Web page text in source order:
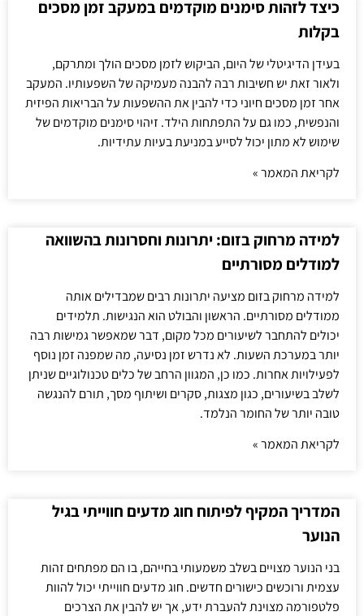
כיצד לזהות סימנים מוקדמים במעקב זמן מסכים
בקלות
בעידן הדיגיטלי של היום, הביקוש לזמן מסכים הולך ומתרקם,
ולאור זאת יש חשיבות רבה להבנה מעמיקה של השפעותיו. המעקב
אחר זמן מסכים חיוני כדי להבין את ההשפעות על הבריאות הפיזית
והנפשית, כמו גם על התפתחות הילד. זיהוי סימנים מוקדמים של
שימוש לא מתון יכול לסייע במניעת בעיות עתידיות.
לקריאת המאמר »
למידה מרחוק בזום: יתרונות וחסרונות בהשוואה
למודלים מסורתיים
למידה מרחוק בזום מציעה יתרונות רבים שמבדילים אותה
ממודלים מסורתיים. הראשון והבולט הוא הנגישות. תלמידים
יכולים להתחבר לשיעורים מכל מקום, דבר שמאפשר גמישות רבה
יותר במערכת השעות. לא נדרש זמן נסיעה, מה שמפנה זמן נוסף
לפעילויות אחרות. כמו כן, המגוון הרחב של כלים טכנולוגיים שניתן
לשלב בשיעורים, כגון מצגות, סקרים ושיתוף מסך, תורם להנגשה
טובה יותר של החומר הנלמד.
לקריאת המאמר »
המדריך המקיף לפיתוח חוג מדעים חווייתי בגיל
הנוער
בני הנוער מצויים בשלב משמעותי בחייהם, בו הם מפתחים זהות
עצמית ורוכשים כישורים חדשים. חוג מדעים חווייתי יכול להוות
פלטפורמה מצוינת להעברת ידע, אך יש להבין את הצרכים